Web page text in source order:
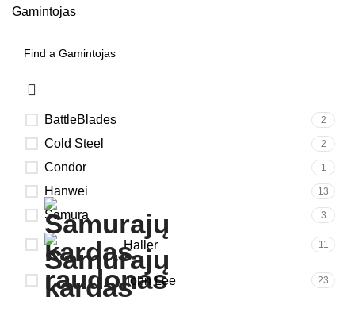
Gamintojas
BattleBlades 2
Cold Steel 2
Condor 1
Hanwei 13
Samura 3
Haller 11
John Lee 23